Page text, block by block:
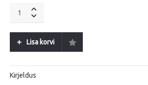
Oslo
quantity
Lisa korvi
Kirjeldus